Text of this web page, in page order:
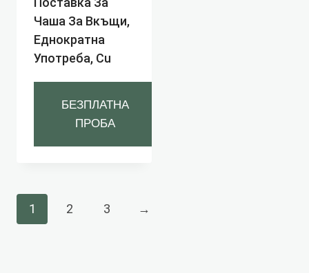
Чаша За Вкъщи,
Еднократна
Употреба, Cu
БЕЗПЛАТНА
ПРОБА
1 2 3 →